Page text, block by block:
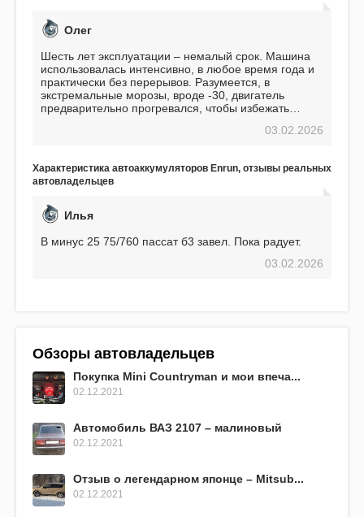
Олег
Шесть лет эксплуатации – немалый срок. Машина
использовалась интенсивно, в любое время года и
практически без перерывов. Разумеется, в
экстремальные морозы, вроде -30, двигатель
предварительно прогревался, чтобы избежать
использования не было ни единой поломки,
EFB 75. Судя по характеристикам, он даже
превосходит предыдущую модель.
03.02.2026
Характеристика автоаккумуляторов Enrun, отзывы реальных
автовладельцев
Илья
В минус 25 75/760 пассат б3 завел. Пока радует.
03.02.2026
Обзоры автовладельцев
Покупка Mini Countryman и мои впеча...
02.12.2021
Автомобиль ВАЗ 2107 – малиновый
02.12.2021
Отзыв о легендарном японце – Mitsub...
02.12.2021